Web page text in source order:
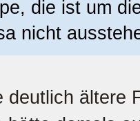
die ist um
nicht
deutlich ältere